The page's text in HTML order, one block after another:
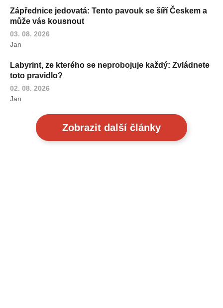
Zápřednice jedovatá: Tento pavouk se šíří Českem a
může vás kousnout
03. 08. 2026
Jan
Labyrint, ze kterého se neprobojuje každý: Zvládnete
toto pravidlo?
02. 08. 2026
Jan
Zobrazit další články